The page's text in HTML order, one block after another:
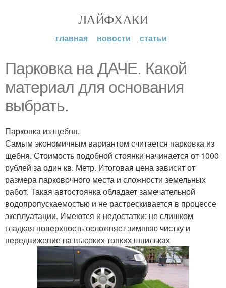
ЛАЙФХАКИ
главная новости статьи
Парковка на ДАЧЕ. Какой
материал для основания
выбрать.
Парковка из щебня.
Самым экономичным вариантом считается парковка из
щебня. Стоимость подобной стоянки начинается от 1000
рублей за один кв. Метр. Итоговая цена зависит от
размера парковочного места и сложности земельных
работ. Такая автостоянка обладает замечательной
водопропускаемостью и не растрескивается в процессе
эксплуатации. Имеются и недостатки: не слишком
гладкая поверхность осложняет зимнюю чистку и
передвижение на высоких тонких шпильках